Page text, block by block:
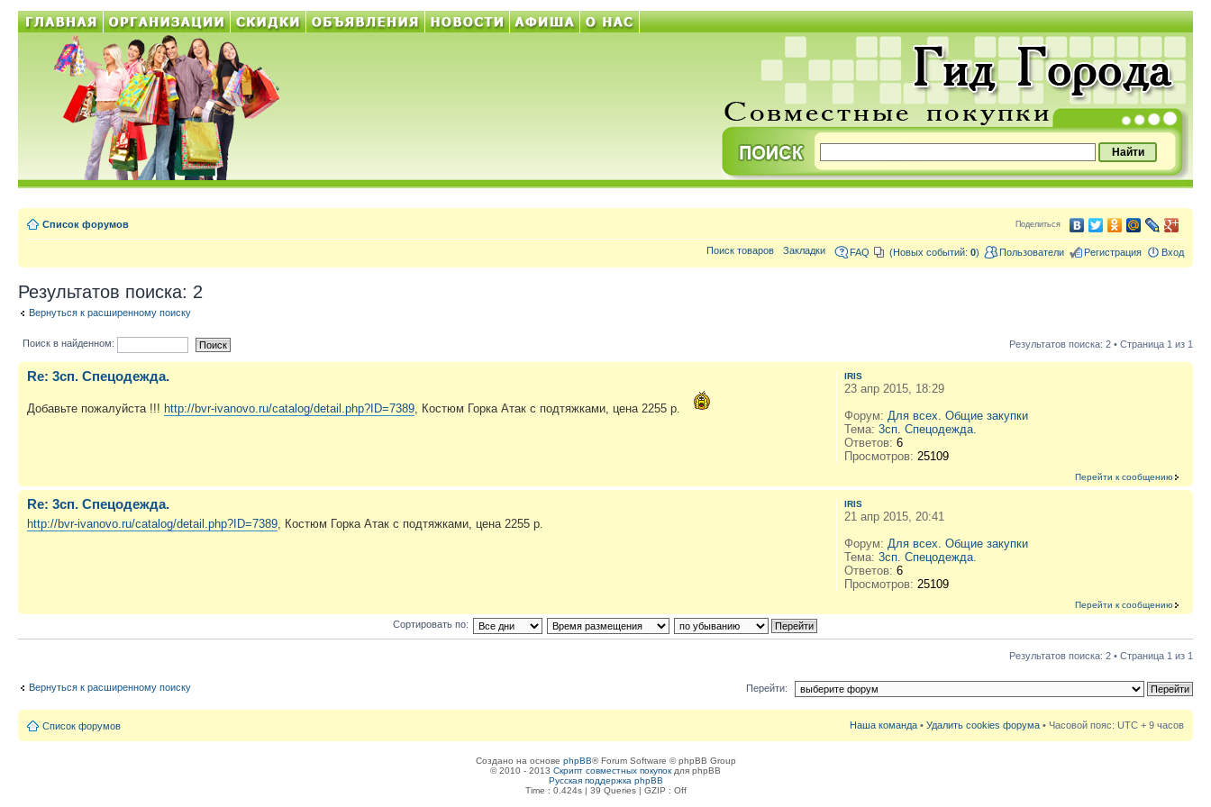
Список форумов Поделиться
FAQ (Новых событий: 0) Пользователи Регистрация Вход
Поиск товаров Закладки
Результатов поиска: 2
Вернуться к расширенному поиску
Поиск в найденном: Результатов поиска: 2 • Страница 1 из 1
Re: 3сп. Спецодежда.
Добавьте пожалуйста !!! http://bvr-ivanovo.ru/catalog/detail.php?ID=7389, Костюм Горка Атак с подтяжками, цена 2255 р.
IRIS
23 апр 2015, 18:29
Форум: Для всех. Общие закупки
Тема: 3сп. Спецодежда.
Ответов: 6
Просмотров: 25109
Перейти к сообщению
Re: 3сп. Спецодежда.
http://bvr-ivanovo.ru/catalog/detail.php?ID=7389, Костюм Горка Атак с подтяжками, цена 2255 р.
IRIS
21 апр 2015, 20:41
Форум: Для всех. Общие закупки
Тема: 3сп. Спецодежда.
Ответов: 6
Просмотров: 25109
Перейти к сообщению
Сортировать по:
Результатов поиска: 2 • Страница 1 из 1
Вернуться к расширенному поиску Перейти:
Список форумов Наша команда • Удалить cookies форума • Часовой пояс: UTC + 9 часов
Создано на основе phpBB® Forum Software © phpBB Group
© 2010 - 2013 Скрипт совместных покупок для phpBB
Русская поддержка phpBB
Time : 0.424s | 39 Queries | GZIP : Off